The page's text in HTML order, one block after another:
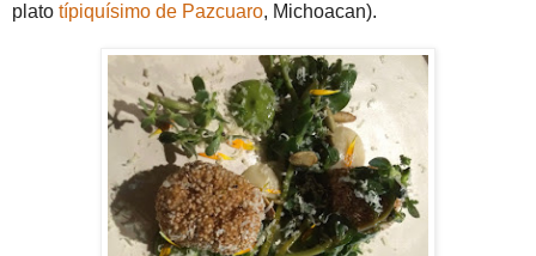
plato típiquísimo de Pazcuaro, Michoacan).